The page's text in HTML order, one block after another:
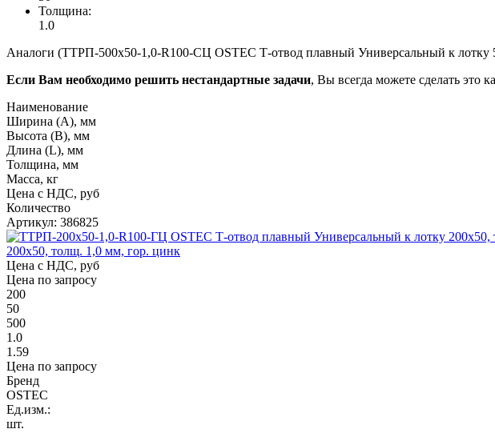
Толщина:
1.0
Аналоги (ТТРП-500х50-1,0-R100-СЦ OSTEC Т-отвод плавный Универсальный к
Если Вам необходимо решить нестандартные задачи, Вы всегда можете сделать это
Наименование
Ширина (А), мм
Высота (В), мм
Длина (L), мм
Толщина, мм
Масса, кг
Цена с НДС, руб
Количество
Артикул: 386825
200х50, толщ. 1,0 мм, гор. цинк
Цена с НДС, руб
Цена по запросу
200
50
500
1.0
1.59
Цена по запросу
Бренд
OSTEC
Ед.изм.:
шт.